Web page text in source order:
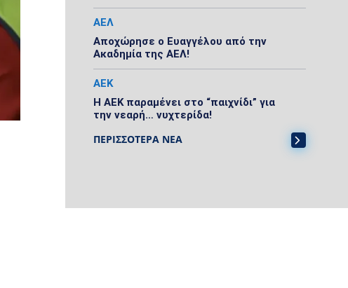
ΑΕΛ
Αποχώρησε ο Ευαγγέλου από την
Ακαδημία της ΑΕΛ!
ΑΕΚ
Η ΑΕΚ παραμένει στο “παιχνίδι” για
την νεαρή… νυχτερίδα!
ΠΕΡΙΣΣΟΤΕΡΑ ΝΕΑ